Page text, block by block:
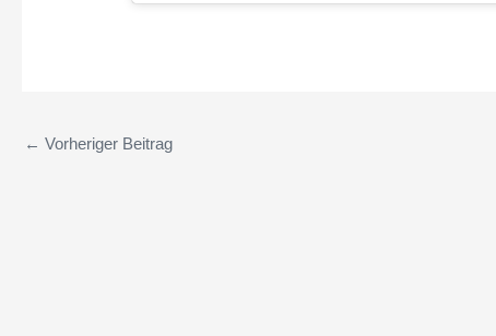
← Vorheriger Beitrag